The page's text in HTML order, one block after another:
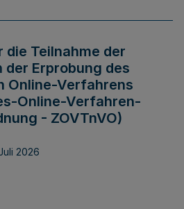
die Teilnahme der
Erprobung des
Online-Verfahrens
Online-Verfahren-
- ZOVTnVO)
2026